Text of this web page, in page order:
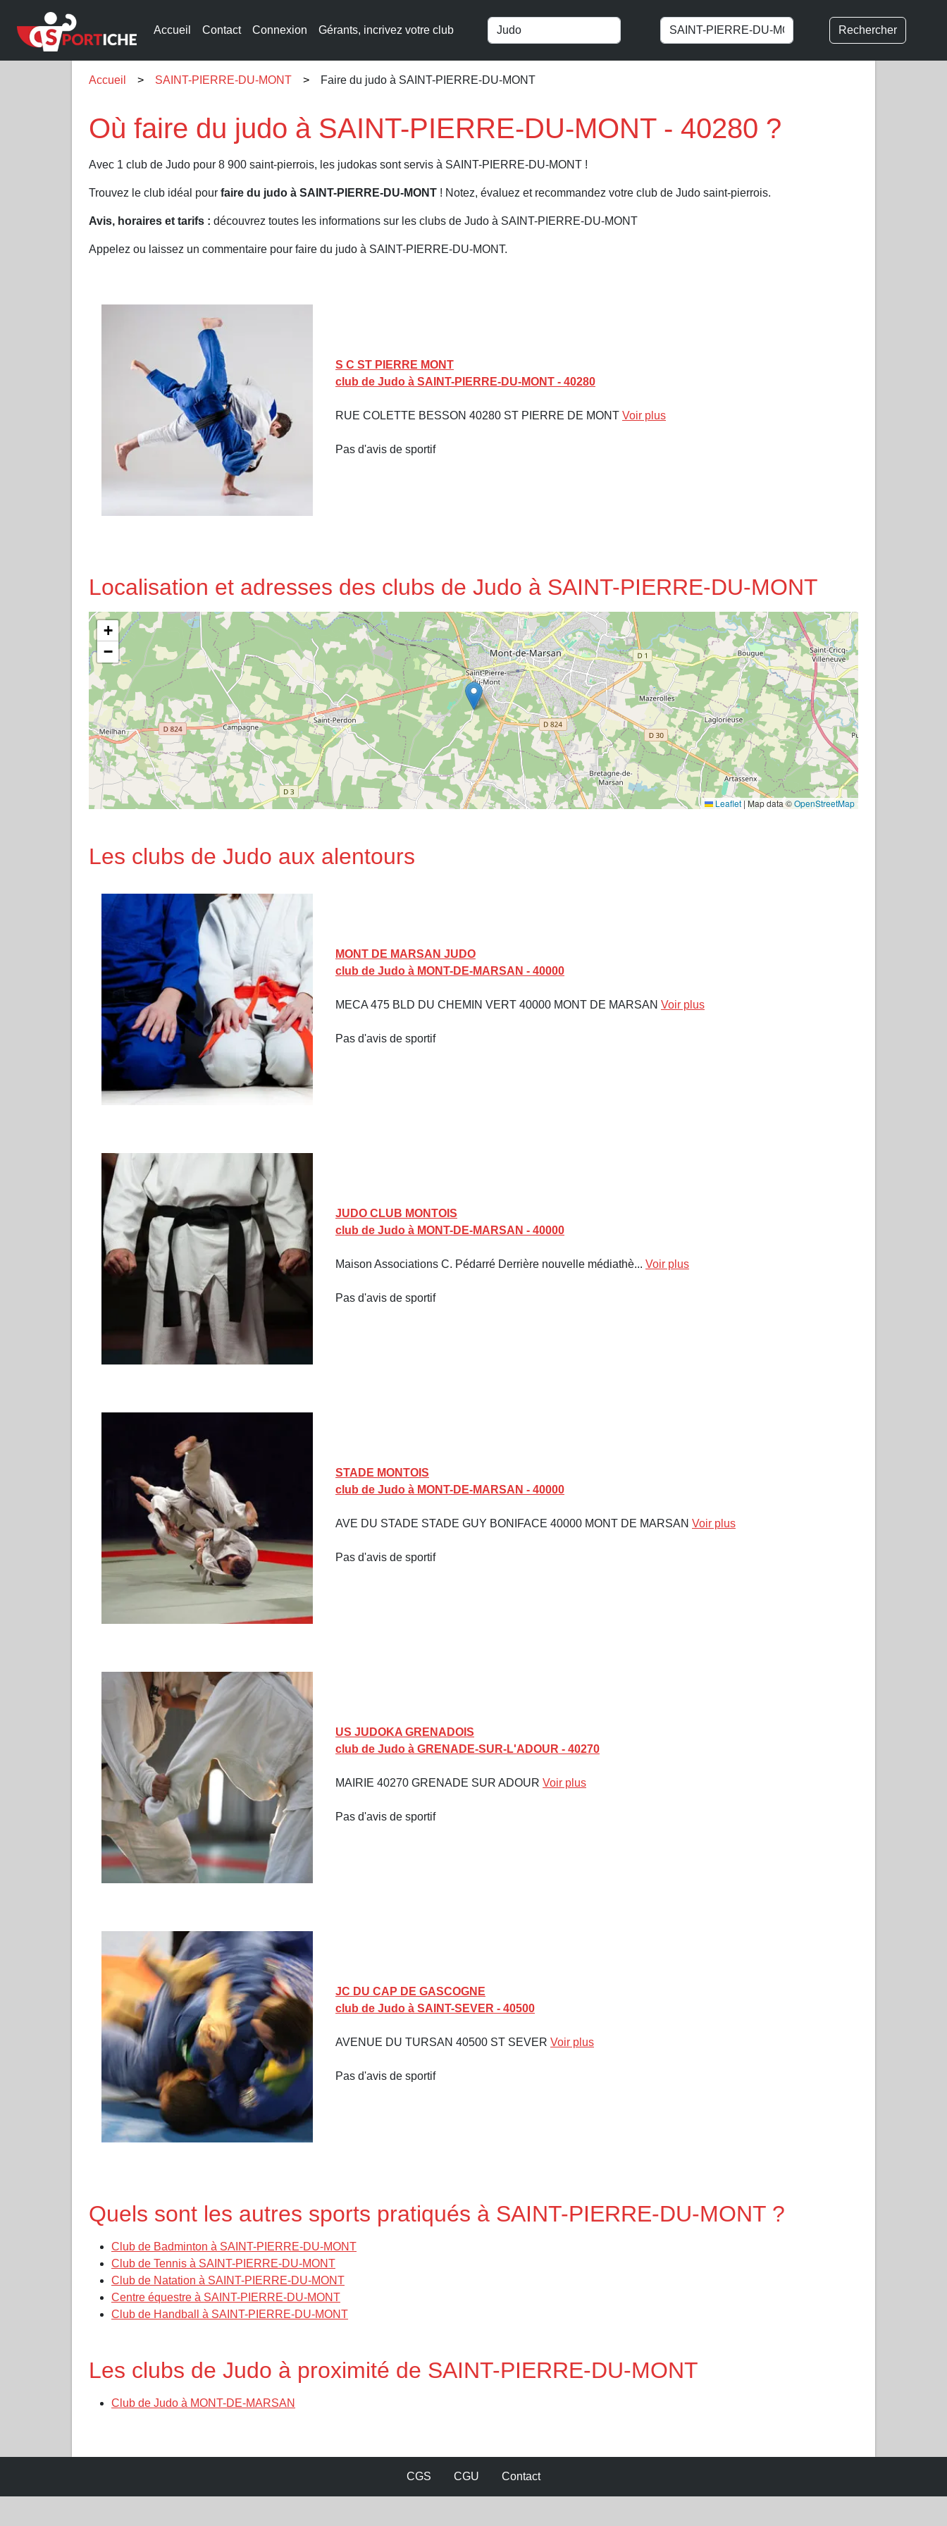
Accueil Contact Connexion Gérants, incrivez votre club Rechercher
Accueil SAINT-PIERRE-DU-MONT Faire du judo à SAINT-PIERRE-DU-MONT
Où faire du judo à SAINT-PIERRE-DU-MONT - 40280 ?
Avec 1 club de Judo pour 8 900 saint-pierrois, les judokas sont servis à SAINT-PIERRE-DU-MONT !
Trouvez le club idéal pour faire du judo à SAINT-PIERRE-DU-MONT ! Notez, évaluez et recommandez votre club de Judo saint-pierrois.
Avis, horaires et tarifs : découvrez toutes les informations sur les clubs de Judo à SAINT-PIERRE-DU-MONT
Appelez ou laissez un commentaire pour faire du judo à SAINT-PIERRE-DU-MONT.
S C ST PIERRE MONT
club de Judo à SAINT-PIERRE-DU-MONT - 40280
RUE COLETTE BESSON 40280 ST PIERRE DE MONT Voir plus
Pas d'avis de sportif
Localisation et adresses des clubs de Judo à SAINT-PIERRE-DU-MONT
+
−
Leaflet | Map data ©OpenStreetMap
Les clubs de Judo aux alentours
MONT DE MARSAN JUDO
club de Judo à MONT-DE-MARSAN - 40000
MECA 475 BLD DU CHEMIN VERT 40000 MONT DE MARSAN Voir plus
Pas d'avis de sportif
JUDO CLUB MONTOIS
club de Judo à MONT-DE-MARSAN - 40000
Maison Associations C. Pédarré Derrière nouvelle médiathè... Voir plus
Pas d'avis de sportif
STADE MONTOIS
club de Judo à MONT-DE-MARSAN - 40000
AVE DU STADE STADE GUY BONIFACE 40000 MONT DE MARSAN Voir plus
Pas d'avis de sportif
US JUDOKA GRENADOIS
club de Judo à GRENADE-SUR-L'ADOUR - 40270
MAIRIE 40270 GRENADE SUR ADOUR Voir plus
Pas d'avis de sportif
JC DU CAP DE GASCOGNE
club de Judo à SAINT-SEVER - 40500
AVENUE DU TURSAN 40500 ST SEVER Voir plus
Pas d'avis de sportif
Quels sont les autres sports pratiqués à SAINT-PIERRE-DU-MONT ?
Club de Badminton à SAINT-PIERRE-DU-MONT
Club de Tennis à SAINT-PIERRE-DU-MONT
Club de Natation à SAINT-PIERRE-DU-MONT
Centre équestre à SAINT-PIERRE-DU-MONT
Club de Handball à SAINT-PIERRE-DU-MONT
Les clubs de Judo à proximité de SAINT-PIERRE-DU-MONT
Club de Judo à MONT-DE-MARSAN
CGS CGU Contact